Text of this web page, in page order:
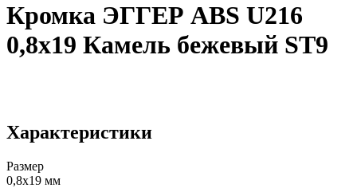
Кромка ЭГГЕР ABS U216
0,8х19 Камель бежевый ST9
Характеристики
Размер
0,8х19 мм